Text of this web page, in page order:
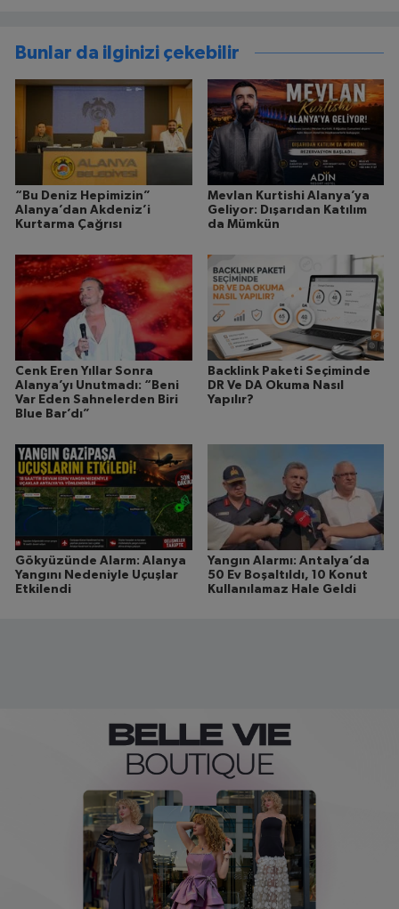
Bunlar da ilginizi çekebilir
“Bu Deniz Hepimizin”
Alanya’dan Akdeniz’i
Kurtarma Çağrısı
Mevlan Kurtishi Alanya’ya
Geliyor: Dışarıdan Katılım
da Mümkün
Cenk Eren Yıllar Sonra
Alanya’yı Unutmadı: “Beni
Var Eden Sahnelerden Biri
Blue Bar’dı”
Backlink Paketi Seçiminde
DR Ve DA Okuma Nasıl
Yapılır?
Gökyüzünde Alarm: Alanya
Yangını Nedeniyle Uçuşlar
Etkilendi
Yangın Alarmı: Antalya’da
50 Ev Boşaltıldı, 10 Konut
Kullanılamaz Hale Geldi